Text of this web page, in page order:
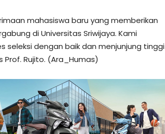
mahasiswa baru yang memberikan
di Universitas Sriwijaya. Kami
dengan baik dan menjunjung tinggi
Prof. Rujito. (Ara_Humas)